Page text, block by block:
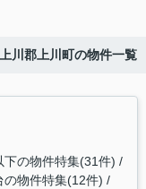
上川郡上川町の物件一覧
の物件特集(31件)
物件特集(12件)